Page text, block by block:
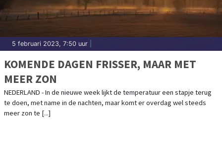
5 februari 2023, 7:50 uur
KOMENDE DAGEN FRISSER, MAAR MET
MEER ZON
NEDERLAND - In de nieuwe week lijkt de temperatuur een stapje terug
te doen, met name in de nachten, maar komt er overdag wel steeds
meer zon te [...]